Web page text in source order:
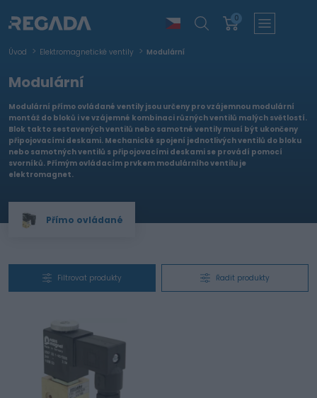
0
Úvod Elektromagnetické ventily Modulární
Modulární
Modulární přímo ovládané ventily jsou určeny pro vzájemnou modulární
montáž do bloků i ve vzájemné kombinaci různých ventilů malých světlostí.
Blok takto sestavených ventilů nebo samotné ventily musí být ukončeny
připojovacími deskami. Mechanické spojení jednotlivých ventilů do bloku
nebo samotných ventilů s připojovacími deskami se provádí pomocí
svorníků. Přímým ovládacím prvkem modulárního ventilu je
elektromagnet.
Přímo ovládané
Filtrovat produkty Řadit produkty